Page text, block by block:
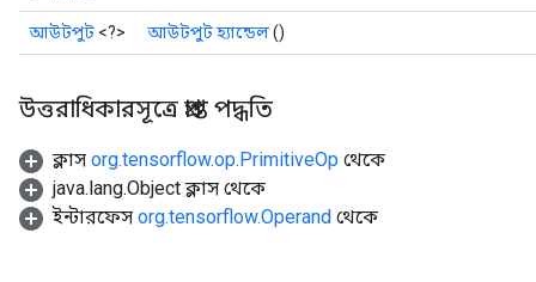
আউটপুট <?> আউটপুট হ্যান্ডেল()
উত্তরাধিকারসূত্রে প্রাপ্ত পদ্ধতি
ক্লাস org.tensorflow.op.PrimitiveOp থেকে
java.lang.Object ক্লাস থেকে
ইন্টারফেস org.tensorflow.Operand থেকে